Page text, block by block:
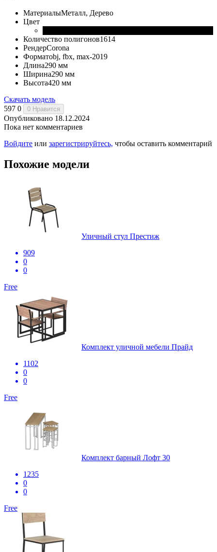
МатериалыМеталл, Дерево
Цвет
Количество полигонов1614
РендерCorona
Форматobj, fbx, max-2019
Длина290 мм
Ширина290 мм
Высота420 мм
Скачать модель
597 0 0 Нравится
Опубликовано 18.12.2024
Пока нет комментариев
Войдите или зарегистрируйтесь, чтобы оставить комментарий
Похожие модели
Уличный стул Престиж
909
0
0
Free
Комплект уличной мебели Прайд
1102
0
0
Free
Комплект барный Лофт 30
1235
0
0
Free